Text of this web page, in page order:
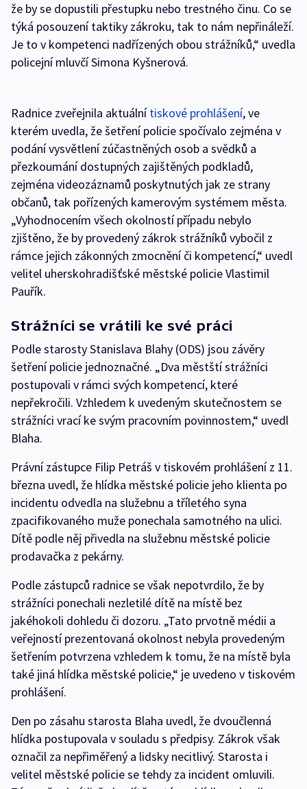
že by se dopustili přestupku nebo trestného činu. Co se
týká posouzení taktiky zákroku, tak to nám nepřináleží.
Je to v kompetenci nadřízených obou strážníků,“ uvedla
policejní mluvčí Simona Kyšnerová.
Radnice zveřejnila aktuálnítiskové prohlášení, ve
kterém uvedla, že šetření policie spočívalo zejména v
podání vysvětlení zúčastněných osob a svědků a
přezkoumání dostupných zajištěných podkladů,
zejména videozáznamů poskytnutých jak ze strany
občanů, tak pořízených kamerovým systémem města.
„Vyhodnocením všech okolností případu nebylo
zjištěno, že by provedený zákrok strážníků vybočil z
rámce jejich zákonných zmocnění či kompetencí,“ uvedl
velitel uherskohradišťské městské policie Vlastimil
Pauřík.
Strážníci se vrátili ke své práci
Podle starosty Stanislava Blahy (ODS) jsou závěry
šetření policie jednoznačné. „Dva městští strážníci
postupovali v rámci svých kompetencí, které
nepřekročili. Vzhledem k uvedeným skutečnostem se
strážníci vrací ke svým pracovním povinnostem,“ uvedl
Blaha.
Právní zástupce Filip Petráš v tiskovém prohlášení z 11.
března uvedl, že hlídka městské policie jeho klienta po
incidentu odvedla na služebnu a tříletého syna
zpacifikovaného muže ponechala samotného na ulici.
Dítě podle něj přivedla na služebnu městské policie
prodavačka z pekárny.
Podle zástupců radnice se však nepotvrdilo, že by
strážníci ponechali nezletilé dítě na místě bez
jakéhokoli dohledu či dozoru. „Tato prvotně médii a
veřejností prezentovaná okolnost nebyla provedeným
šetřením potvrzena vzhledem k tomu, že na místě byla
také jiná hlídka městské policie,“ je uvedeno v tiskovém
prohlášení.
Den po zásahu starosta Blaha uvedl, že dvoučlenná
hlídka postupovala v souladu s předpisy. Zákrok však
označil za nepřiměřený a lidsky necitlivý. Starosta i
velitel městské policie se tehdy za incident omluvili.